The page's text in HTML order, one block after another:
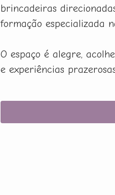
brincadeiras
formação especializada
O espaço é alegre,
e experiências